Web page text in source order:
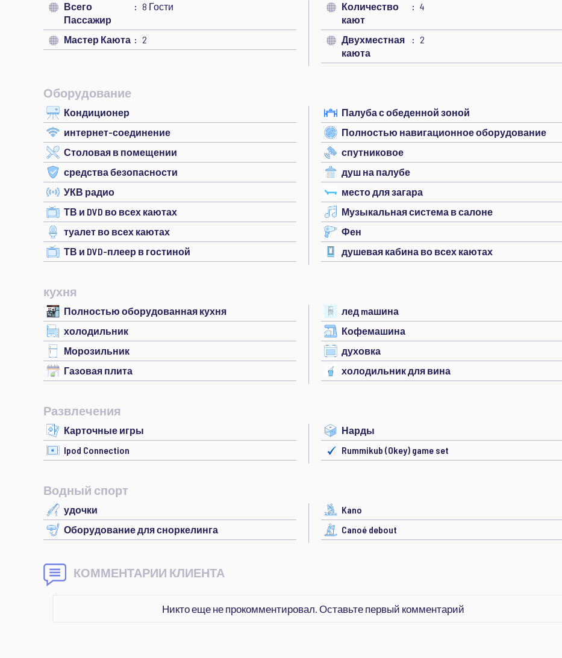
Всего
Пассажир
8 Гости
Количество
кают
4
Мастер Каюта 2
Двухместная
каюта
2
Оборудование
Кондиционер
Палуба с обеденной зоной
интернет-соединение
Полностью навигационное оборудование
Столовая в помещении
спутниковое
средства безопасности
душ на палубе
УКВ радио
место для загара
ТВ и DVD во всех каютах
Музыкальная система в салоне
туалет во всех каютах
Фен
ТВ и DVD-плеер в гостиной
душевая кабина во всех каютах
кухня
Полностью оборудованная кухня
лед mашина
холодильник
Кофемашина
Морозильник
духовка
Газовая плита
холодильник для вина
Развлечения
Карточные игры
Нарды
Ipod Connection
Rummikub (Okey) game set
Водный спорт
удочки
Kano
Оборудование для сноркелинга
Canoé debout
КОММЕНТАРИИ КЛИЕНТА
Никто еще не прокомментировал. Оставьте первый комментарий